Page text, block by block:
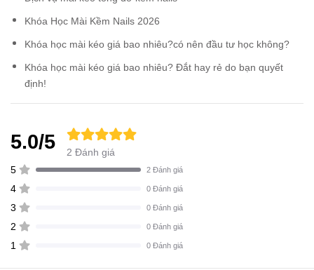
Khóa Học Mài Kềm Nails 2026
Khóa học mài kéo giá bao nhiêu?có nên đầu tư học không?
Khóa học mài kéo giá bao nhiêu? Đắt hay rẻ do bạn quyết
định!
5.0/5
2 Đánh giá
5
2 Đánh giá
4 0 Đánh giá
3 0 Đánh giá
2 0 Đánh giá
1 0 Đánh giá